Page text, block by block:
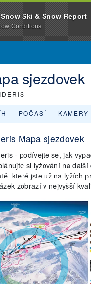
Ski & Snow Report
Conditions
sjezdovek
POČASÍ KAMERY
Mapa sjezdovek
- podívejte se, jak
si lyžování na další
které jste už na lyžích
zobrazí v nejvyšší